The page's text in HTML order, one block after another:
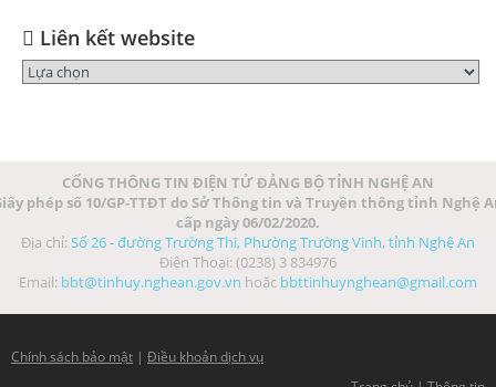
Liên kết website
CỔNG THÔNG TIN ĐIỆN TỬ ĐẢNG BỘ TỈNH NGHỆ AN
phép số 10/GP-TTĐT do Sở Thông tin và Truyền thông tỉnh Nghệ
cấp ngày 06/02/2020.
Địa chỉ: Số 26 - đường Trường Thi, Phường Trường Vinh, tỉnh Nghệ An
Điện Thoại: (0238) 3 834976
Email: bbt@tinhuy.nghean.gov.vn hoặc bbttinhuynghean@gmail.com
Chính sách bảo mật | Điều khoản dịch vụ